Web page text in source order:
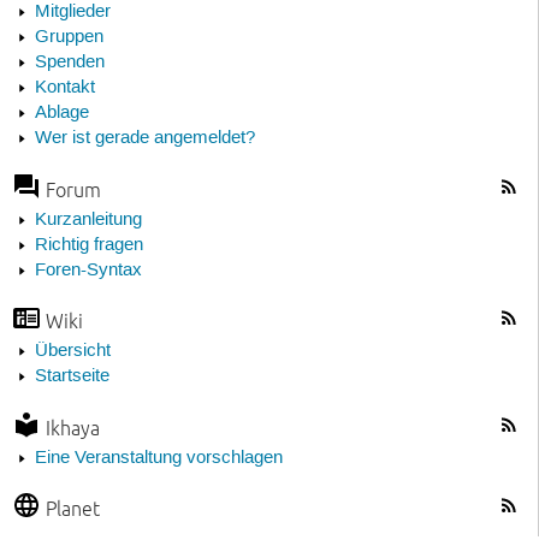
Mitglieder
Gruppen
Spenden
Kontakt
Ablage
Wer ist gerade angemeldet?
Forum
Kurzanleitung
Richtig fragen
Foren-Syntax
Wiki
Übersicht
Startseite
Ikhaya
Eine Veranstaltung vorschlagen
Planet